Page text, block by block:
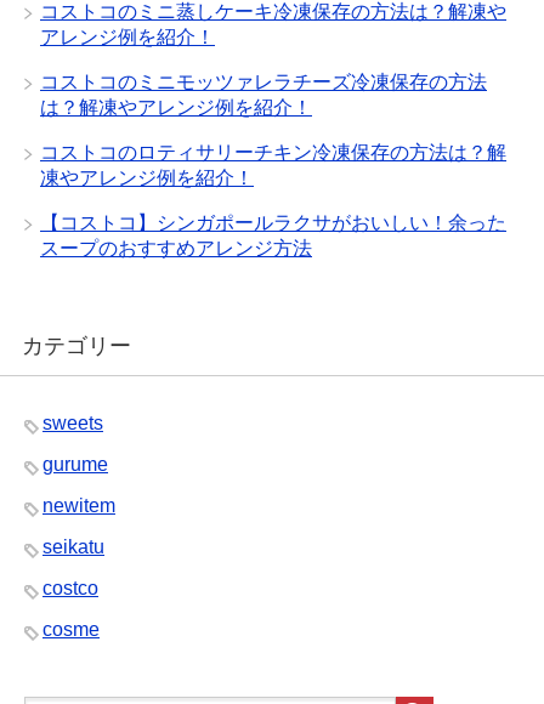
コストコのミニ蒸しケーキ冷凍保存の方法は？解凍や
アレンジ例を紹介！
コストコのミニモッツァレラチーズ冷凍保存の方法
は？解凍やアレンジ例を紹介！
コストコのロティサリーチキン冷凍保存の方法は？解
凍やアレンジ例を紹介！
【コストコ】シンガポールラクサがおいしい！余った
スープのおすすめアレンジ方法
カテゴリー
sweets
gurume
newitem
seikatu
costco
cosme